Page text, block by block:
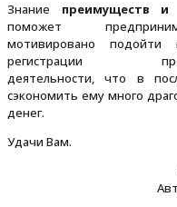
Знание преимуществ и
поможет
мотивировано
регистрации
деятельности, что в
сэкономить ему много
денег.
Удачи Вам.